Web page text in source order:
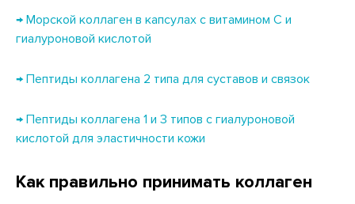
→ Морской коллаген в капсулах с витамином С и
гиалуроновой кислотой
→ Пептиды коллагена 2 типа для суставов и связок
→ Пептиды коллагена 1 и 3 типов с гиалуроновой
кислотой для эластичности кожи
Как правильно принимать коллаген